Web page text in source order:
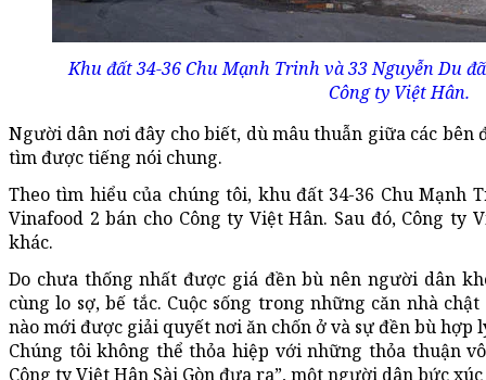
Khu đất 34-36 Chu Mạnh Trinh và 33 Nguyễn Du
Công ty Việt Hân.
Người dân nơi đây cho biết, dù mâu thuẫn giữa các
tìm được tiếng nói chung.
Theo tìm hiểu của chúng tôi, khu đất 34-36 Chu Mạnh
Vinafood 2 bán cho Công ty Việt Hân. Sau đó, Công ty
khác.
Do chưa thống nhất được giá đền bù nên người dân
cùng lo sợ, bế tắc. Cuộc sống trong những căn nhà
nào mới được giải quyết nơi ăn chốn ở và sự đền bù hợp
Chúng tôi không thể thỏa hiệp với những thỏa thuận
Công ty Việt Hân Sài Gòn đưa ra”, một người dân bức